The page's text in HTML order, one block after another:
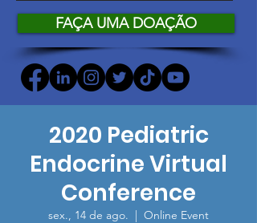
FAÇA UMA DOAÇÃO
2020 Pediatric
Endocrine Virtual
Conference
sex., 14 de ago.
  |
Online Event